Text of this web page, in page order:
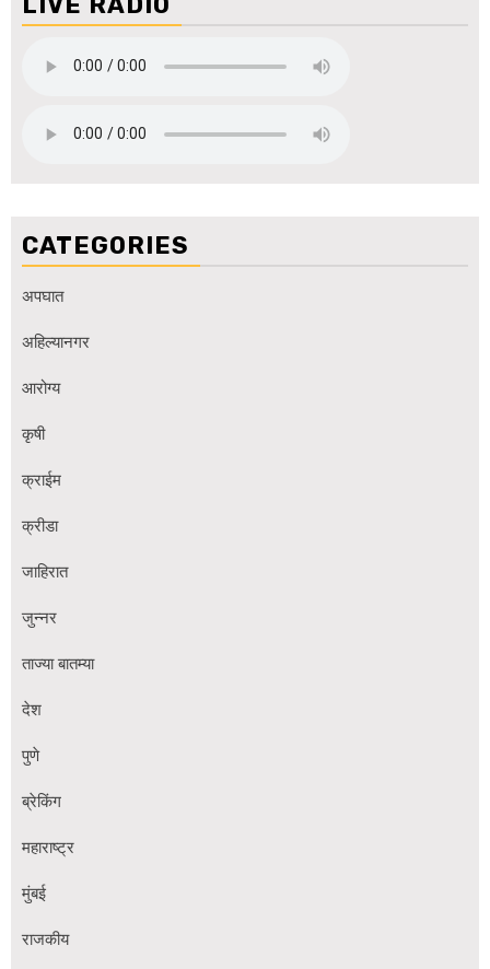
CATEGORIES
अपघात
अहिल्यानगर
आरोग्य
कृषी
क्राईम
क्रीडा
जाहिरात
जुन्नर
ताज्या बातम्या
देश
पुणे
ब्रेकिंग
महाराष्ट्र
मुंबई
राजकीय